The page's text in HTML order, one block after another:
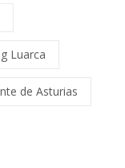
Luarca
de Asturias